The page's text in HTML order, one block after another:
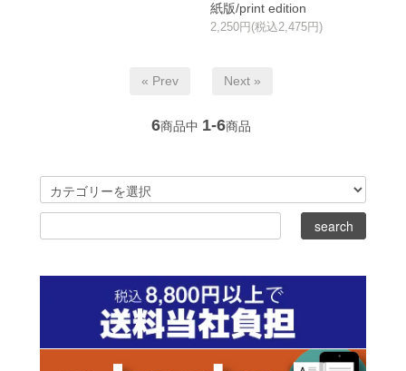
紙版/print edition
2,250円(税込2,475円)
« Prev Next »
6商品中 1-6商品